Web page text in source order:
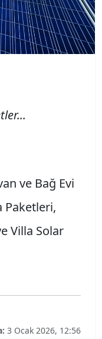
ve Bağ Evi
Paketleri,
Villa Solar
3 Ocak 2026, 12:56